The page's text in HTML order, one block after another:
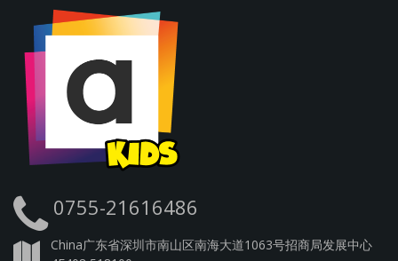
0755-21616486
China广东省深圳市南山区南海大道1063号招商局发展中心